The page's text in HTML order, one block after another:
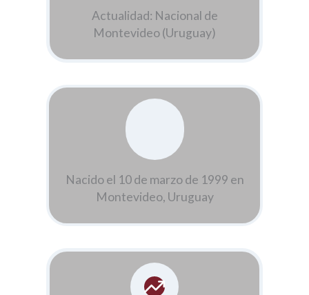
Actualidad: Nacional de
Montevideo (Uruguay)
Nacido el 10 de marzo de 1999 en
Montevideo, Uruguay